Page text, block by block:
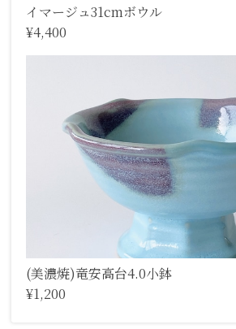
イマージュ31cmボウル
¥4,400
(美濃焼)竜安高台4.0小鉢
¥1,200